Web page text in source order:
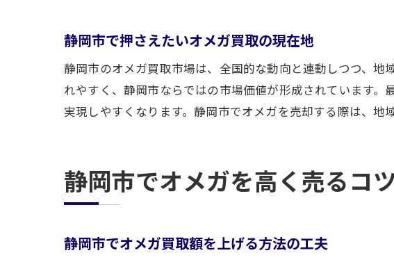
口
出張
オ
静岡
静岡市で押さえたいオメガ買取の現在地
静岡市のオメガ買取市場は、全国的な動向と連動しつつ、
れやすく、静岡市ならではの市場価値が形成されています
実現しやすくなります。静岡市でオメガを売却する際は、地
静岡市でオメガを高く売るコ
静岡市でオメガ買取額を上げる方法の工夫